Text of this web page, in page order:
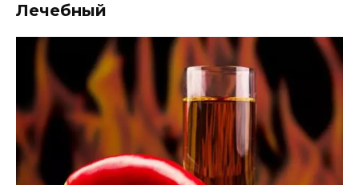
Лечебный